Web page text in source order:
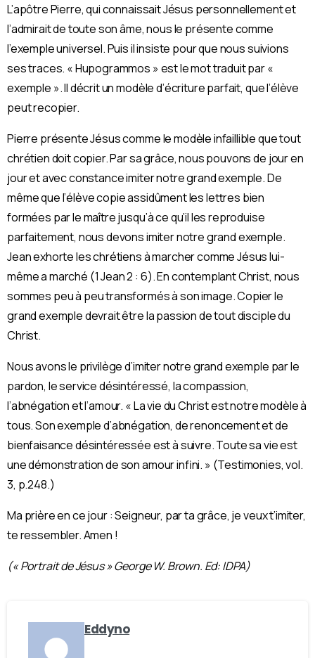
L’apôtre Pierre, qui connaissait Jésus personnellement et
l’admirait de toute son âme, nous le présente comme
l’exemple universel. Puis il insiste pour que nous suivions
ses traces. « Hupogrammos » est le mot traduit par «
exemple ». Il décrit un modèle d’écriture parfait, que l’élève
peut recopier.
Pierre présente Jésus comme le modèle infaillible que tout
chrétien doit copier. Par sa grâce, nous pouvons de jour en
jour et avec constance imiter notre grand exemple. De
même que l’élève copie assidûment les lettres bien
formées par le maître jusqu’à ce qu’il les reproduise
parfaitement, nous devons imiter notre grand exemple.
Jean exhorte les chrétiens à marcher comme Jésus lui-
même a marché (1 Jean 2 : 6). En contemplant Christ, nous
sommes peu à peu transformés à son image. Copier le
grand exemple devrait être la passion de tout disciple du
Christ.
Nous avons le privilège d’imiter notre grand exemple par le
pardon, le service désintéressé, la compassion,
l’abnégation et l’amour. « La vie du Christ est notre modèle à
tous. Son exemple d’abnégation, de renoncement et de
bienfaisance désintéressée est à suivre. Toute sa vie est
une démonstration de son amour infini. » (Testimonies, vol.
3, p.248.)
Ma prière en ce jour : Seigneur, par ta grâce, je veux t’imiter,
te ressembler. Amen !
(« Portrait de Jésus » George W. Brown. Ed: IDPA)
Eddyno